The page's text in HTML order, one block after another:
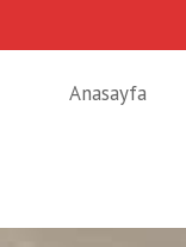
Anasayfa